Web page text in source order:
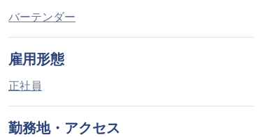
バーテンダー
雇用形態
正社員
勤務地・アクセス